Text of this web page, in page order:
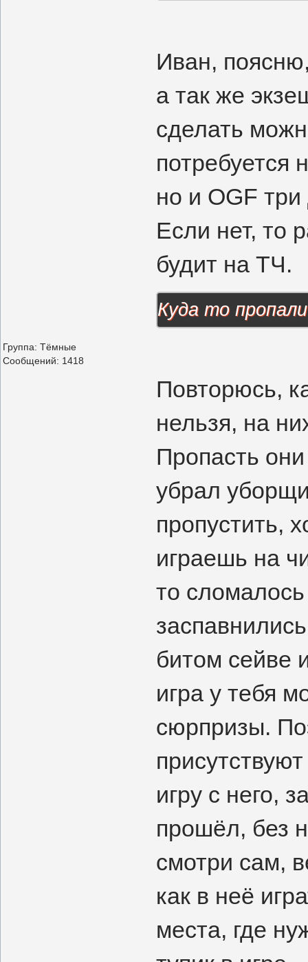
Группа: Тёмные
Сообщений: 1418
Иван,
а так же
сделать
потребуется
но и OGF
Если нет, то
будит на ТЧ.
Куда то
Повторюсь,
нельзя, на
Пропасть
убрал
пропустить,
играешь на
то
битом сейве
игра у тебя
сюрпризы.
игру с него,
прошёл, без
смотри сам,
как в неё
места, где